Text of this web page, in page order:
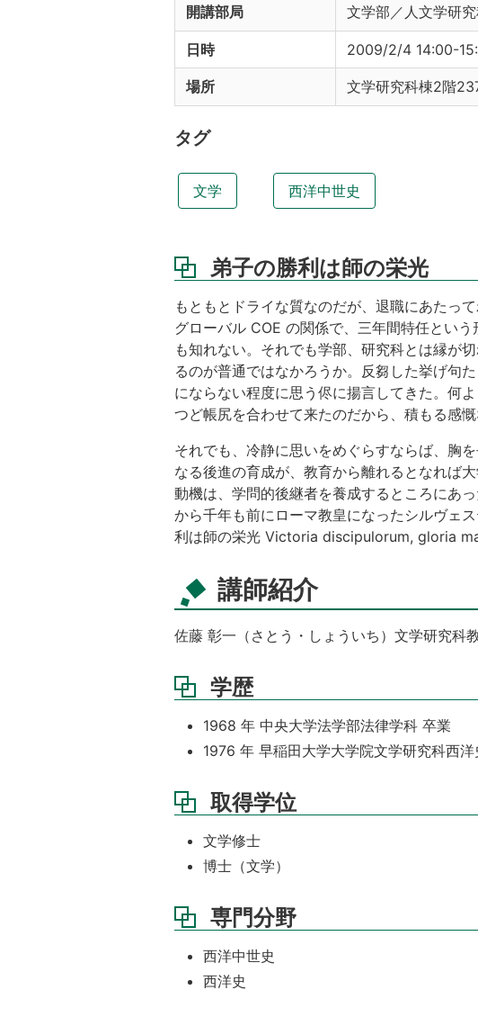
開講部局 文学部／人文学研
日時 2009/2/4 14:00-
場所 文学研究科棟2階
タグ
文学 西洋中世史
弟子の勝利は師の栄光
もともとドライな質なのだが、退職にあたっ
グローバル COE の関係で、三年間特任とい
も知れない。それでも学部、研究科とは縁が
るのが普通ではなかろうか。反芻した挙げ句
にならない程度に思う侭に揚言してきた。何
つど帳尻を合わせて来たのだから、積もる感慨
それでも、冷静に思いをめぐらすならば、胸
なる後進の育成が、教育から離れるとなれば
動機は、学問的後継者を養成するところにあ
から千年も前にローマ教皇になったシルヴェ
利は師の栄光 Victoria discipulorum, gloria
講師紹介
佐藤 彰一（さとう・しょういち）文学研究科
学歴
1968 年 中央大学法学部法律学科 卒業
1976 年 早稲田大学大学院文学研究科西
取得学位
文学修士
博士（文学）
専門分野
西洋中世史
西洋史